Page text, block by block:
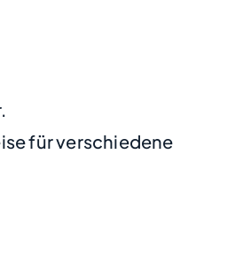
für verschiedene